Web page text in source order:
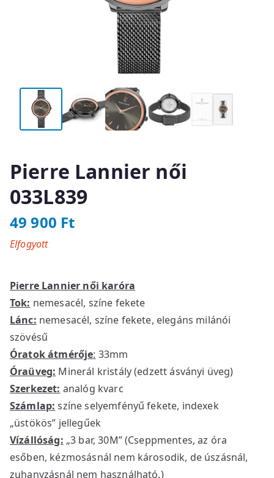
Pierre Lannier női
033L839
49 900 Ft
Pierre Lannier női karóra
Tok: nemesacél, színe fekete
Lánc: nemesacél, színe fekete, elegáns milánói
szövésű
Óratok átmérője: 33mm
Óraüveg: Minerál kristály (edzett ásványi üveg)
Szerkezet: analóg kvarc
Számlap: színe selyemfényű fekete, indexek
„üstökös” jellegűek
Vízállóság: „3 bar, 30M” (Cseppmentes, az óra
esőben, kézmosásnál nem károsodik, de úszásnál,
zuhanyzásnál nem használható.)
Elfogyott